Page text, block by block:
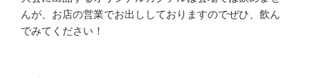
んが、お店の営業でお出ししておりますのでぜひ、飲ん
でみてください！